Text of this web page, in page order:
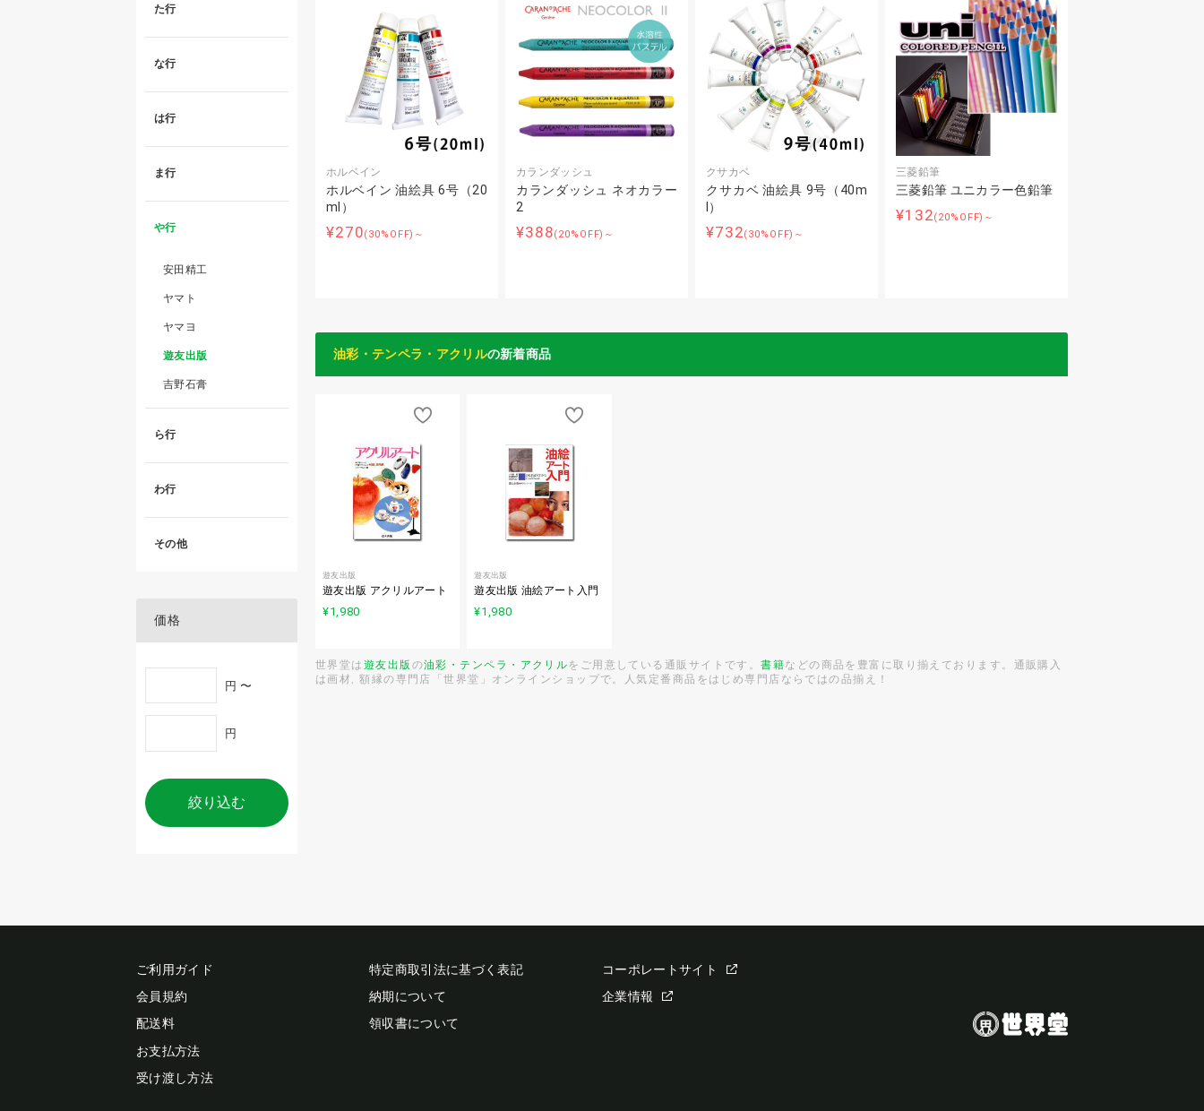
ホルベイン
ホルベイン 油絵具 6号（20
ml）
¥270(30%OFF)～
カランダッシュ
カランダッシュ ネオカラー
2
¥388(20%OFF)～
クサカベ
クサカベ 油絵具 9号（40m
l）
¥732(30%OFF)～
三菱鉛筆
三菱鉛筆 ユニカラー色鉛筆
¥132(20%OFF)～
油彩・テンペラ・アクリルの新着商品
遊友出版
遊友出版 アクリルアート
¥1,980
遊友出版
遊友出版 油絵アート入門
¥1,980
世界堂は 遊友出版 の油彩・テンペラ・アクリルをご用意している通販サイトです。書籍などの商品を豊富に取り揃えております。通販購入
は画材, 額縁の専門店「世界堂」オンラインショップで。人気定番商品をはじめ専門店ならではの品揃え！
た行
な行
は行
ま行
や行
安田精工
ヤマト
ヤマヨ
遊友出版
吉野石膏
ら行
わ行
その他
価格
円 〜
円
絞り込む
ご利用ガイド
会員規約
配送料
お支払方法
受け渡し方法
特定商取引法に基づく表記
納期について
領収書について
コーポレートサイト
企業情報